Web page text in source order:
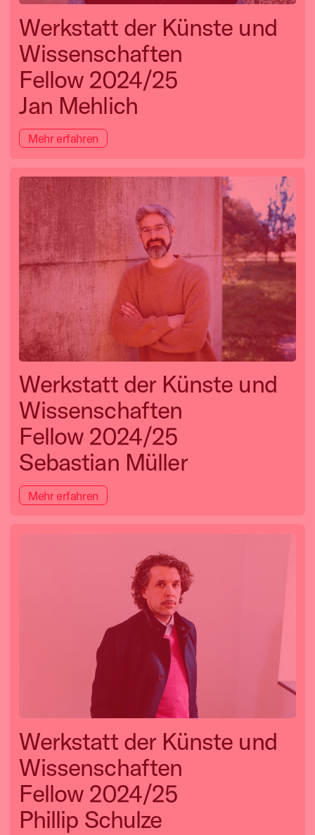
Werkstatt der Künste und
Wissenschaften
Fellow 2024/25
Jan Mehlich
Mehr erfahren
Werkstatt der Künste und
Wissenschaften
Fellow 2024/25
Sebastian Müller
Mehr erfahren
Werkstatt der Künste und
Wissenschaften
Fellow 2024/25
Phillip Schulze